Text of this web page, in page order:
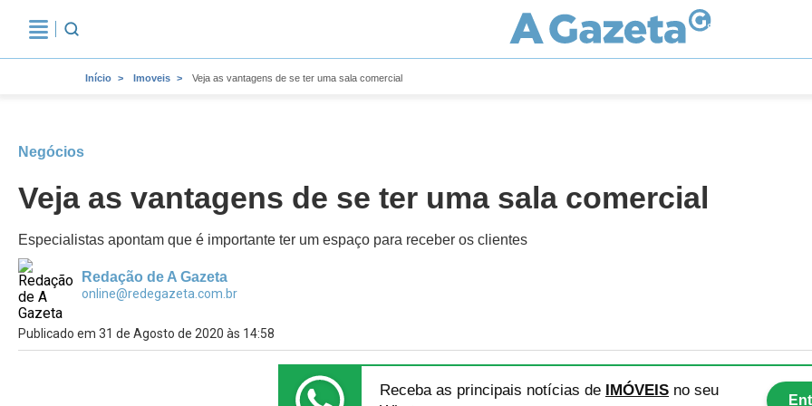
Início Imoveis Veja as vantagens de se ter uma sala comercial
Negócios
Veja as vantagens de se ter uma sala comercial
Especialistas apontam que é importante ter um espaço para receber os clientes
Redação de A Gazeta
online@redegazeta.com.br
Publicado em 31 de Agosto de 2020 às 14:58
Receba as principais notícias de IMÓVEIS no seu